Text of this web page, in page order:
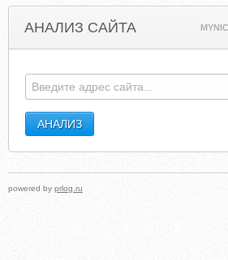
АНАЛИЗ САЙТА
powered by prlog.ru